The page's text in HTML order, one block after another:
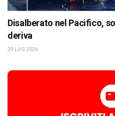
Disalberato nel Pacifico,
deriva
29 LUG 2026